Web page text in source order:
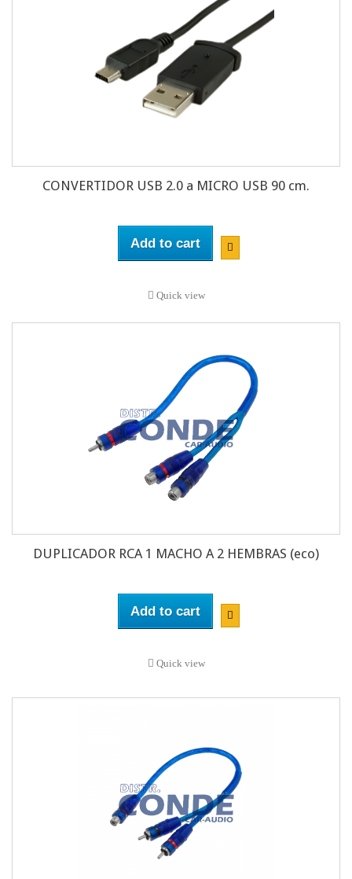
CONVERTIDOR USB 2.0 a MICRO USB 90 cm.
Add to cart
Quick view
DUPLICADOR RCA 1 MACHO A 2 HEMBRAS (eco)
Add to cart
Quick view